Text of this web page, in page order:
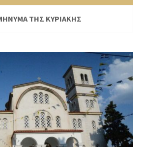
ΤΗΣ ΚΥΡΙΑΚΗΣ